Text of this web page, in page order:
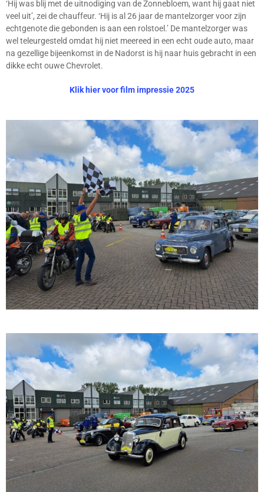
‘Hij was blij met de uitnodiging van de Zonnebloem, want hij gaat niet
veel uit’, zei de chauffeur. ‘Hij is al 26 jaar de mantelzorger voor zijn
echtgenote die gebonden is aan een rolstoel.’ De mantelzorger was
wel teleurgesteld omdat hij niet meereed in een echt oude auto, maar
na gezellige bijeenkomst in de Nadorst is hij naar huis gebracht in een
dikke echt ouwe Chevrolet.
Klik hier voor film impressie 2025